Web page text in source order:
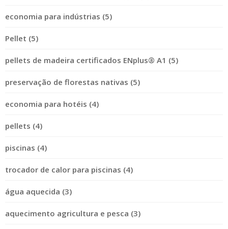
economia para indústrias (5)
Pellet (5)
pellets de madeira certificados ENplus® A1 (5)
preservação de florestas nativas (5)
economia para hotéis (4)
pellets (4)
piscinas (4)
trocador de calor para piscinas (4)
água aquecida (3)
aquecimento agricultura e pesca (3)